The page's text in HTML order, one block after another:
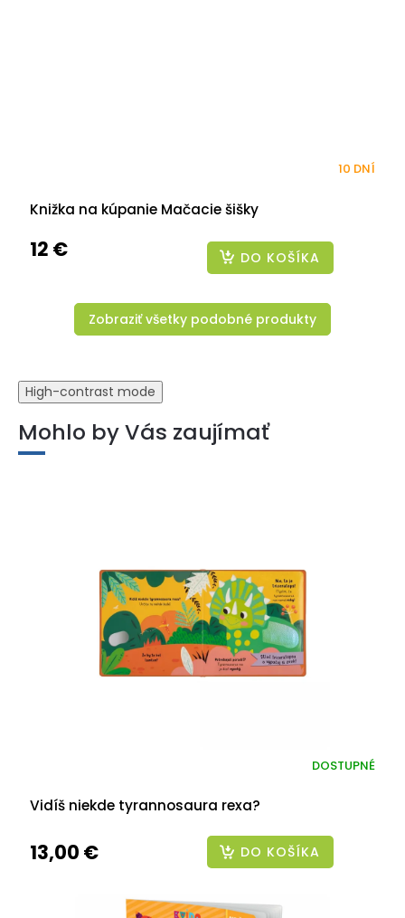
Knižka na kúpanie Mačacie šišky
10 DNÍ
12 € DO KOŠÍKA
Zobraziť všetky podobné produkty
High-contrast mode
Mohlo by Vás zaujímať
Vidíš niekde tyrannosaura rexa?
DOSTUPNÉ
13,00 € DO KOŠÍKA